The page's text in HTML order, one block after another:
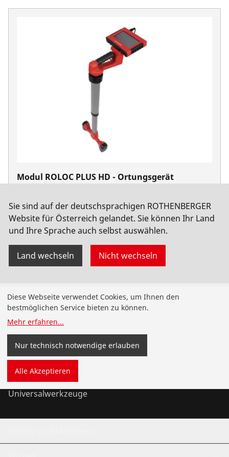
Modul ROLOC PLUS HD - Ortungsgerät
Sie sind auf der deutschsprachigen ROTHENBERGER
Website für Österreich gelandet. Sie können Ihr Land
und Ihre Sprache auch selbst auswählen.
Land wechseln Nicht wechseln
Produkte
Installation
Wartung
Kälte- und Klimatechnik
Universalwerkzeuge
Diese Webseite verwendet Cookies, um Ihnen den
bestmöglichen Service bieten zu können.
Mehr erfahren...
Nur technisch notwendige erlauben
Alle Akzeptieren